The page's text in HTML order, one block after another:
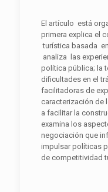
El artículo está
primera explica el
turística basada
analiza las
política pública; la
dificultades en el
facilitadoras de
caracterización de
a facilitar la
examina los
negociación que
impulsar políticas
de competitividad